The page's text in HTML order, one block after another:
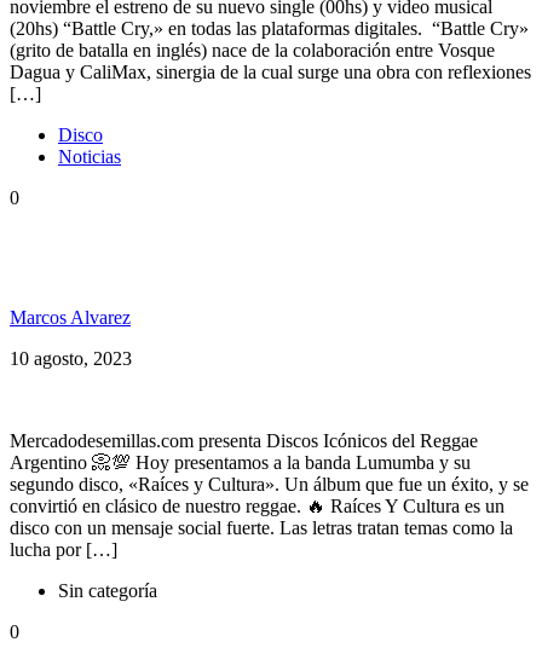
noviembre el estreno de su nuevo single (00hs) y video musical
(20hs) “Battle Cry,» en todas las plataformas digitales. “Battle Cry»
(grito de batalla en inglés) nace de la colaboración entre Vosque
Dagua y CaliMax, sinergia de la cual surge una obra con reflexiones
[…]
Disco
Noticias
0
Marcos Alvarez
10 agosto, 2023
Mercadodesemillas.com presenta Discos Icónicos del Reggae
Argentino 📀💯 Hoy presentamos a la banda Lumumba y su
segundo disco, «Raíces y Cultura». Un álbum que fue un éxito, y se
convirtió en clásico de nuestro reggae. 🔥 Raíces Y Cultura es un
disco con un mensaje social fuerte. Las letras tratan temas como la
lucha por […]
Sin categoría
0